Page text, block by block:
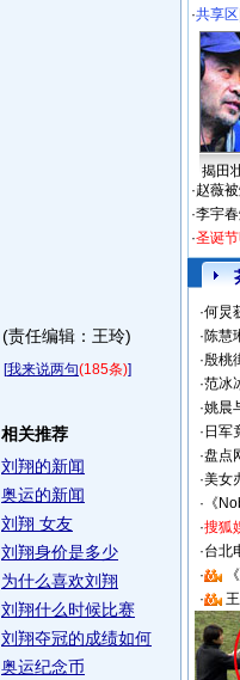
(责任编辑：王玲)
[我来说两句(185条)]
相关推荐
刘翔的新闻
奥运的新闻
刘翔 女友
刘翔身价是多少
为什么喜欢刘翔
刘翔什么时候比赛
刘翔夺冠的成绩如何
奥运纪念币
·共享区
揭田
·赵薇
·李宇
·圣诞
·何炅
·陈慧
·殷桃
·范冰
·姚晨
· 日军
·盘点
·美女
· 《
·搜狐
·台北
·
·